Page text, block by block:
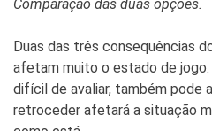
Comparação das duas opções.
Duas das três consequências
afetam muito o estado de jogo.
difícil de avaliar, também pode
retroceder afetará a situação